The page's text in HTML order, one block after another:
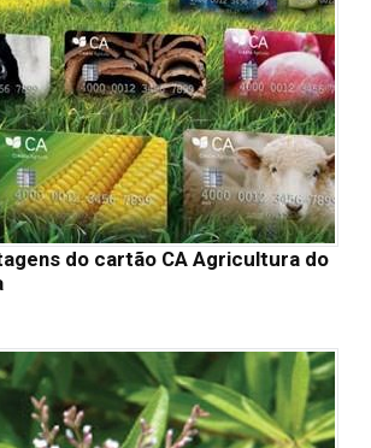
do cartão CA Agricultura do